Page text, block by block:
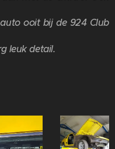
ooit bij de 924 Club
leuk detail.